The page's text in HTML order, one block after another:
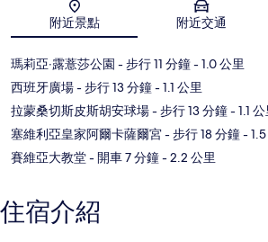
地圖
附近景點 附近交通
瑪莉亞‧露薏莎公園 - 步行 11 分鐘- 1.0 公里
西班牙廣場- 步行 13 分鐘- 1.1 公里
拉蒙桑切斯皮斯胡安球場- 步行 13 分鐘- 1.1 公
塞維利亞皇家阿爾卡薩爾宮- 步行 18 分鐘-
賽維亞大教堂- 開車 7 分鐘- 2.2 公里
住宿介紹